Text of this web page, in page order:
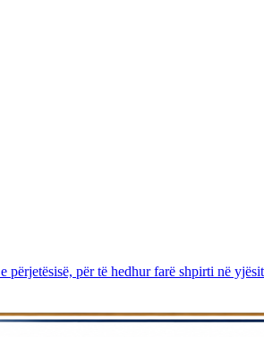
për të hedhur farë shpirti në